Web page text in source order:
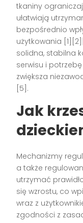
tkaniny
ułatwiają
bezpośrednio
użytkowania
solidna, stabilna
serwisu i
zwiększa
[5].
Jak
Mechanizmy
a także
utrzymać
się wzrostu, co
wraz z
zgodności z